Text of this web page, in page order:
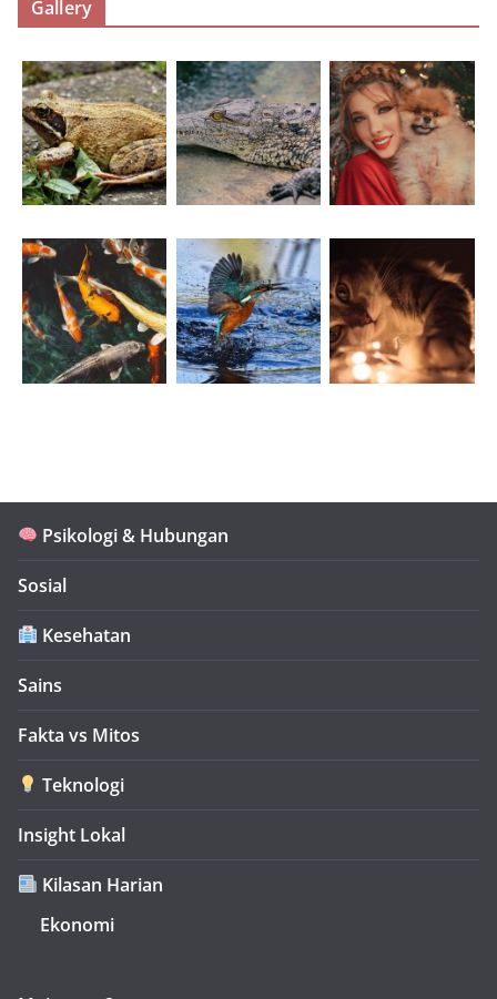
Gallery
Psikologi & Hubungan
Sosial
Kesehatan
Sains
Fakta vs Mitos
Teknologi
Insight Lokal
Kilasan Harian
Ekonomi